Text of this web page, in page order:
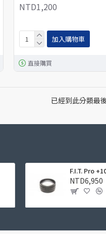
NTD1,200
加入購物車
直接購買
已經到此分類最
F.I.T. Pro
NTD6,950